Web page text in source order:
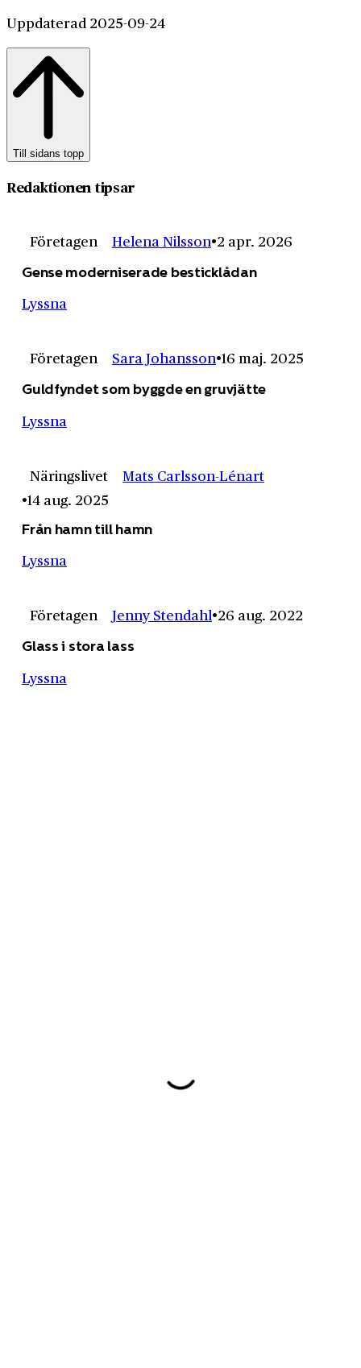
Uppdaterad 2025-09-24
Till sidans topp
Redaktionen tipsar
Företagen Helena Nilsson 2 apr. 2026
Gense moderniserade besticklådan
Lyssna
Företagen Sara Johansson 16 maj. 2025
Guldfyndet som byggde en gruvjätte
Lyssna
Näringslivet
Mats Carlsson-Lénart
14 aug. 2025
Från hamn till hamn
Lyssna
Företagen Jenny Stendahl 26 aug. 2022
Glass i stora lass
Lyssna